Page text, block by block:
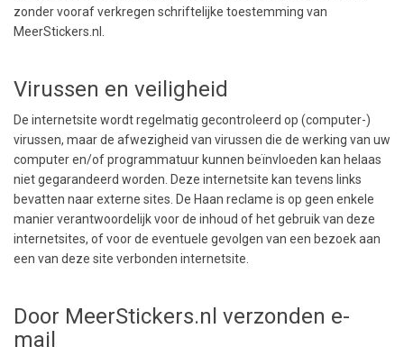
zonder vooraf verkregen schriftelijke toestemming van
MeerStickers.nl.
Virussen en veiligheid
De internetsite wordt regelmatig gecontroleerd op (computer-)
virussen, maar de afwezigheid van virussen die de werking van uw
computer en/of programmatuur kunnen beïnvloeden kan helaas
niet gegarandeerd worden. Deze internetsite kan tevens links
bevatten naar externe sites. De Haan reclame is op geen enkele
manier verantwoordelijk voor de inhoud of het gebruik van deze
internetsites, of voor de eventuele gevolgen van een bezoek aan
een van deze site verbonden internetsite.
Door MeerStickers.nl verzonden e-
mail